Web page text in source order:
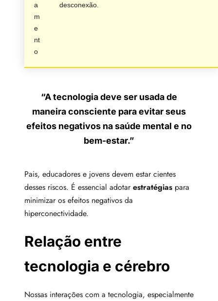
a
m
e
nt
o
desconexão.
“A tecnologia deve ser usada de
maneira consciente para evitar seus
efeitos negativos nasaúde mental e no
bem-estar.”
Pais, educadores e jovens devem estar cientes
desses riscos. É essencial adotarestratégias para
minimizar os efeitos negativos da
hiperconectividade.
Relação entre
tecnologia e cérebro
Nossas interações com a tecnologia, especialmente